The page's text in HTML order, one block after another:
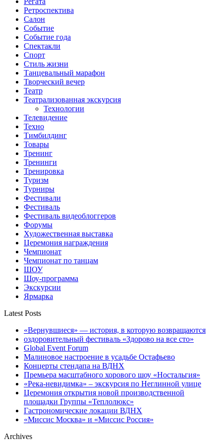
Ретроспектива
Салон
Событие
Событие года
Спектакли
Спорт
Стиль жизни
Танцевальный марафон
Творческий вечер
Театр
Театрализованная экскурсия
Технологии
Телевидение
Техно
Тимбилдинг
Товары
Тренинг
Тренинги
Тренировка
Туризм
Турниры
Фестивали
Фестиваль
Фестиваль видеоблоггеров
Форумы
Художественная выставка
Церемония награждения
Чемпионат
Чемпионат по танцам
ШОУ
Шоу-программа
Экскурсии
Ярмарка
Latest Posts
«Вернувшиеся» — история, в которую возвращаются
оздоровительный фестиваль «Здорово на все сто»
Global Event Forum
Малиновое настроение в усадьбе Остафьево
Концерты стендапа на ВДНХ
Премьера масштабного хорового шоу «Ностальгия»
«Река-невидимка» – экскурсия по Неглинной улице
Церемония открытия новой производственной
площадки Группы «Теплолюкс»
Гастрономические локации ВДНХ
«Миссис Москва» и «Миссис Россия»
Archives